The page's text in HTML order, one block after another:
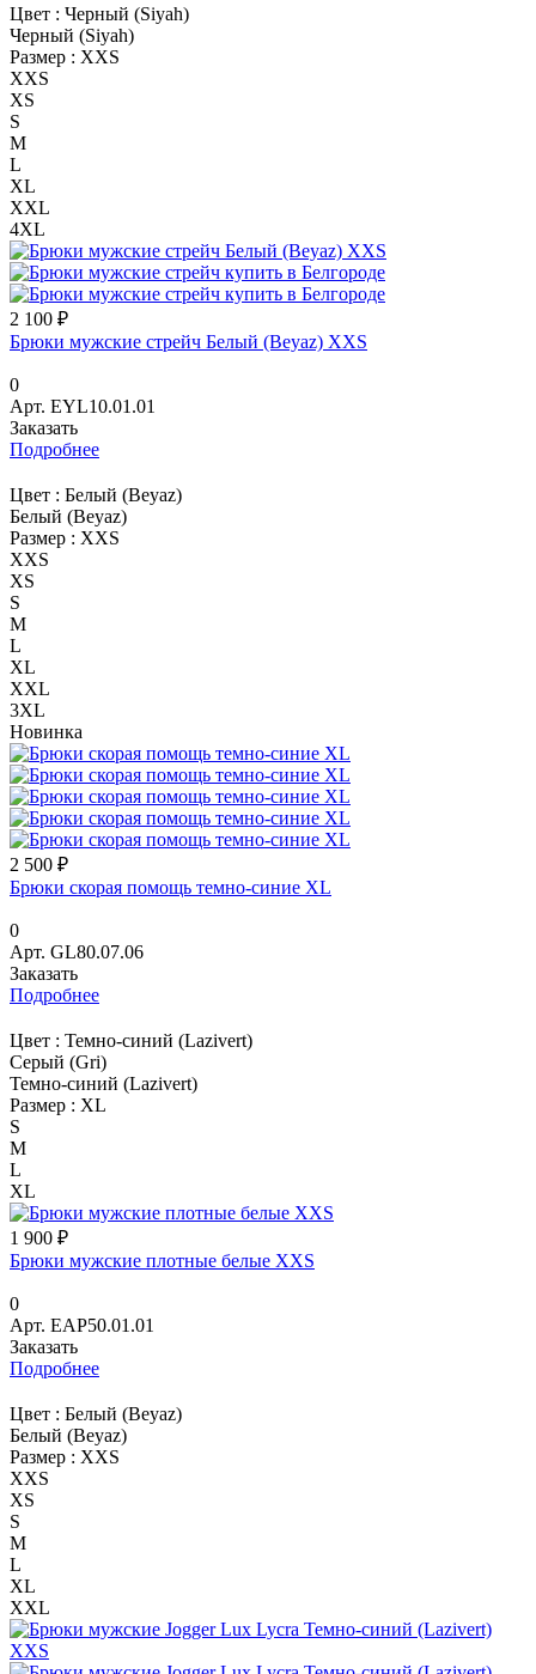
Цвет : Черный (Siyah)
Черный (Siyah)
Размер : XXS
XXS
XS
S
M
L
XL
XXL
4XL
2 100 ₽
Брюки мужские стрейч Белый (Beyaz) XXS
0
Арт. EYL10.01.01
Заказать
Подробнее
Цвет : Белый (Beyaz)
Белый (Beyaz)
Размер : XXS
XXS
XS
S
M
L
XL
XXL
3XL
Новинка
2 500 ₽
Брюки скорая помощь темно-синие XL
0
Арт. GL80.07.06
Заказать
Подробнее
Цвет : Темно-синий (Lazivert)
Серый (Gri)
Темно-синий (Lazivert)
Размер : XL
S
M
L
XL
1 900 ₽
Брюки мужские плотные белые XXS
0
Арт. EAP50.01.01
Заказать
Подробнее
Цвет : Белый (Beyaz)
Белый (Beyaz)
Размер : XXS
XXS
XS
S
M
L
XL
XXL